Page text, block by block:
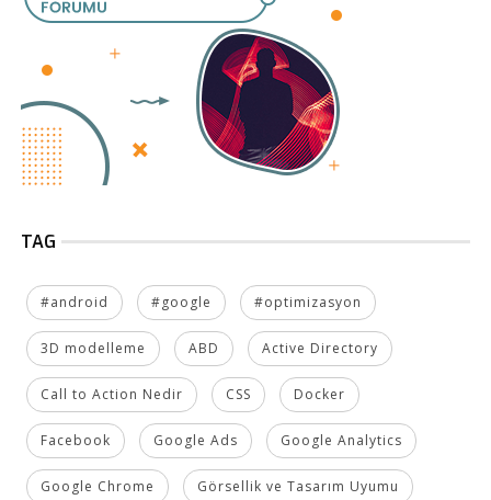
TAG
#android #google #optimizasyon
3D modelleme ABD Active Directory
Call to Action Nedir CSS Docker
Facebook Google Ads Google Analytics
Google Chrome Görsellik ve Tasarım Uyumu